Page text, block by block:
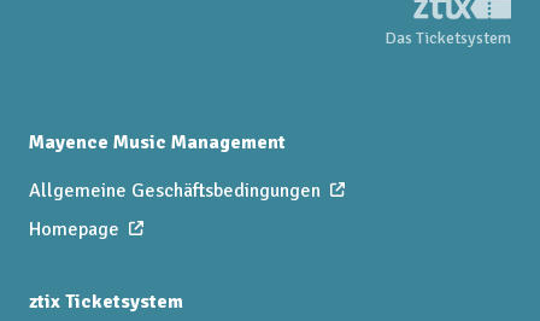
Das Ticketsystem
Mayence Music Management
Allgemeine Geschäftsbedingungen
Homepage
ztix Ticketsystem